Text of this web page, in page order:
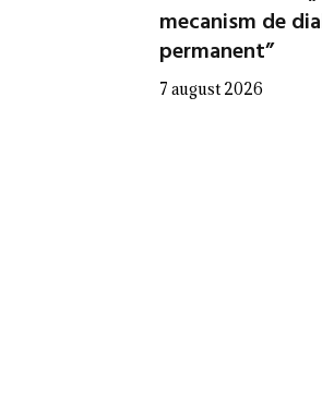
mecanism de
permanent”
7 august 2026